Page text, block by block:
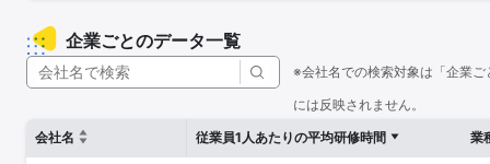
企業ごとのデータ一覧
※会社名での検索対象は「企業
には反映されません。
会社名
従業員1人あたりの平均研修時間 業